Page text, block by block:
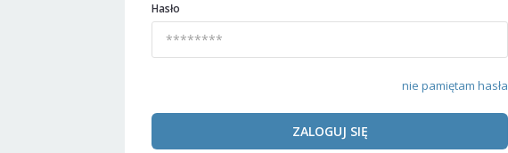
Hasło
nie pamiętam hasła
ZALOGUJ SIĘ